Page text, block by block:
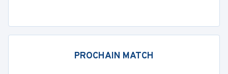
PROCHAIN MATCH